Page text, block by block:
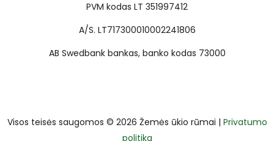
PVM kodas LT 351997412
A/S. LT717300010002241806
AB Swedbank bankas, banko kodas 73000
Visos teisės saugomos © 2026 Žemės ūkio rūmai | Privatumo
politika